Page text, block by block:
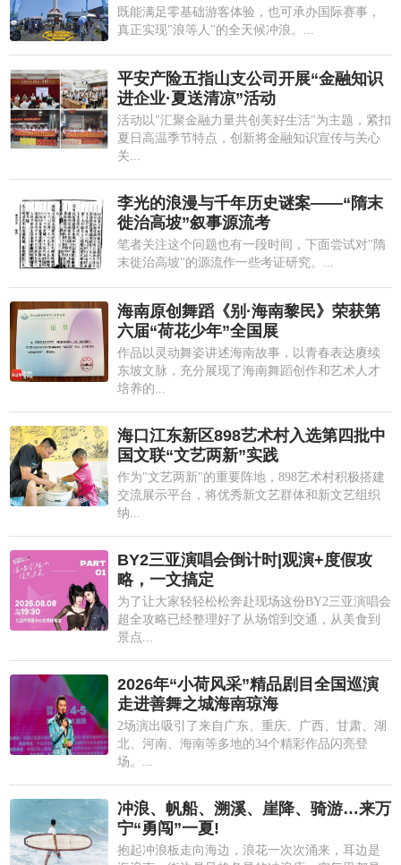
既能满足零基础游客体验，也可承办国际赛事，
真正实现"浪等人"的全天候冲浪。...
平安产险五指山支公司开展“金融知识
进企业·夏送清凉”活动
活动以"汇聚金融力量共创美好生活"为主题，紧扣
夏日高温季节特点，创新将金融知识宣传与关心
关...
李光的浪漫与千年历史谜案——“隋末
徙治高坡”叙事源流考
笔者关注这个问题也有一段时间，下面尝试对"隋
末徙治高坡"的源流作一些考证研究。...
海南原创舞蹈《别·海南黎民》荣获第
六届“荷花少年”全国展
作品以灵动舞姿讲述海南故事，以青春表达赓续
东坡文脉，充分展现了海南舞蹈创作和艺术人才
培养的...
海口江东新区898艺术村入选第四批中
国文联“文艺两新”实践
作为"文艺两新"的重要阵地，898艺术村积极搭建
交流展示平台，将优秀新文艺群体和新文艺组织
纳...
BY2三亚演唱会倒计时|观演+度假攻
略，一文搞定
为了让大家轻轻松松奔赴现场这份BY2三亚演唱会
超全攻略已经整理好了从场馆到交通，从美食到
景点...
2026年“小荷风采”精品剧目全国巡演
走进善舞之城海南琼海
2场演出吸引了来自广东、重庆、广西、甘肃、湖
北、河南、海南等多地的34个精彩作品闪亮登
场。...
冲浪、帆船、溯溪、崖降、骑游…来万
宁“勇闯”一夏!
抱起冲浪板走向海边，浪花一次次涌来，耳边是